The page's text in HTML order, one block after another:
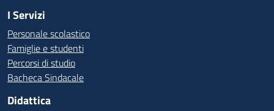
I Servizi
Personale scolastico
Famiglie e studenti
Percorsi di studio
Bacheca Sindacale
Didattica